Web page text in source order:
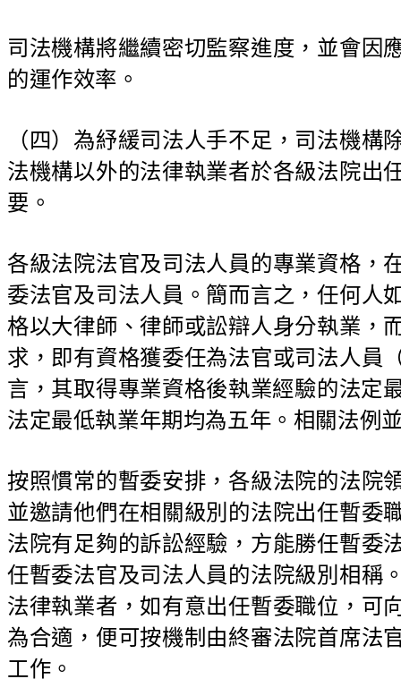
司法機構將繼續密切監察進度，並會因
的運作效率。
（四）為紓緩司法人手不足，司法機
法機構以外的法律執業者於各級法院出
要。
各級法院法官及司法人員的專業資格，
委法官及司法人員。簡而言之，任何人
格以大律師、律師或訟辯人身分執業，
求，即有資格獲委任為法官或司法人員
言，其取得專業資格後執業經驗的法定
法定最低執業年期均為五年。相關法例
按照慣常的暫委安排，各級法院的法院
並邀請他們在相關級別的法院出任暫委
法院有足夠的訴訟經驗，方能勝任暫委
任暫委法官及司法人員的法院級別相稱
法律執業者，如有意出任暫委職位，可
為合適，便可按機制由終審法院首席法
工作。